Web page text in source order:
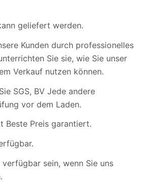
geliefert werden.
Kunden durch professionelles
Sie sie, wie Sie unser
Verkauf nutzen können.
SGS, BV Jede andere
vor dem Laden.
Beste Preis garantiert.
verfügbar sein, wenn Sie uns